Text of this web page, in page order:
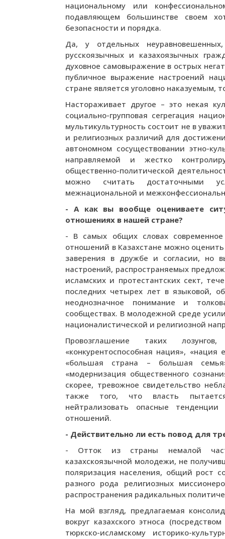
национальному или
подавляющем большинстве своем
безопасности и порядка.
Да, у отдельных
русскоязычных и казахоязычных
духовное самовыражение в острых
публичное выражение настроений
стране является уголовно наказуемым,
Настораживает другое – это некая
социально-групповая сегрегация
мультикультурность состоит не в
и религиозных различий для
автономном сосуществовании этно-
направляемой и жестко
общественно-политической
можно считать достаточными
межнациональной и
- А как вы вообще оцениваете
отношениях в нашей стране?
- В самых общих словах
отношений в Казахстане можно
заверения в дружбе и согласии, но
настроений, распространяемых
исламских и протестантских сект,
последних четырех лет в языковой,
неоднозначное понимание и
сообществах. В молодежной среде
националистической и религиозной
Провозглашение таких
«конкурентоспособная нация», «нация
«большая страна – большая
«модернизация общественного
скорее, тревожное свидетельство
также того, что власть
нейтрализовать опасные
отношений.
- Действительно ли есть повод для
- Отток из страны немалой
казахскоязычной молодежи, не
поляризация населения, общий рост
разного рода религиозных
распространения радикальных
На мой взгляд, предлагаемая
вокруг казахского этноса
тюркско-исламскому историко-